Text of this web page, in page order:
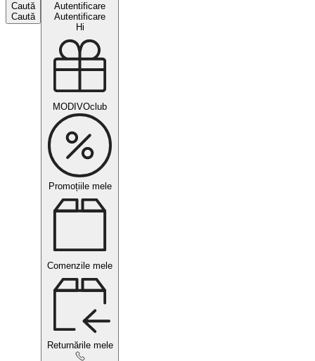
Caută
Caută
Autentificare
Autentificare
Hi
MODIVOclub
Promoțiile mele
Comenzile mele
Returnările mele